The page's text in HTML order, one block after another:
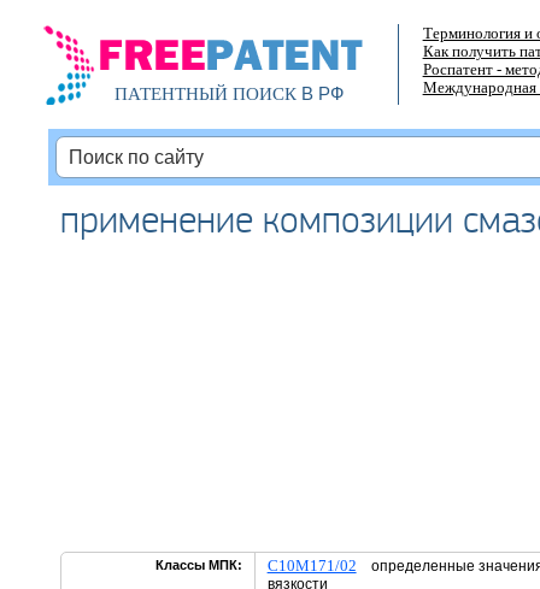
ПАТЕНТНЫЙ ПОИСКВ РФ
Терминология и
Как получить
Роспатент -
Международная
применение композиции
Классы МПК: C10M171/02 определенные значения
вязкости